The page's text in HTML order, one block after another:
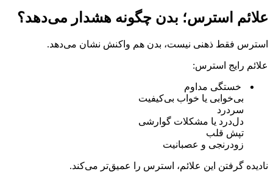
علائم استرس؛ بدن چگونه هشدار می‌دهد؟
استرس فقط ذهنی نیست، بدن هم واکنش نشان می‌دهد.
علائم رایج استرس:
خستگی مداوم
بی‌خوابی یا خواب بی‌کیفیت
سردرد
دل‌درد یا مشکلات گوارشی
تپش قلب
زودرنجی و عصبانیت
نادیده گرفتن این علائم، استرس را عمیق‌تر می‌کند.